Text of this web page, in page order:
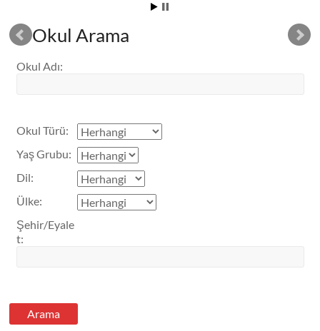
Okul Arama
Okul Adı:
Okul Türü:
Yaş Grubu:
Dil:
Ülke:
Şehir/Eyale
t: